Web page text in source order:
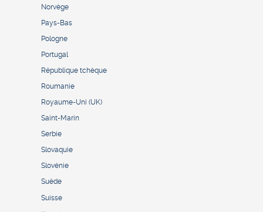
Norvège
Pays-Bas
Pologne
Portugal
République tchèque
Roumanie
Royaume-Uni (UK)
Saint-Marin
Serbie
Slovaquie
Slovénie
Suède
Suisse